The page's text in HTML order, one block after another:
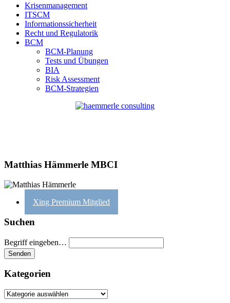
Krisenmanagement
ITSCM
Informationssicherheit
Recht und Regulatorik
BCM
BCM-Planung
Tests und Übungen
BIA
Risk Assessment
BCM-Strategien
Matthias Hämmerle MBCI
Xing Premium Mitglied
Suchen
Begriff eingeben…
Kategorien
Kategorien